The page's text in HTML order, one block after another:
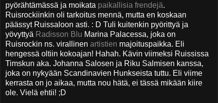
pyörähtämässä ja moikata paikallisia frendejä.
Ruisrockiinkin oli tarkoitus mennä, mutta en koskaan
päässyt Ruissaloon asti. : D Tuli kuitenkin pyörittyä ja
yövyttyä Radisson Blu Marina Palacessa, joka on
Ruisrockin ns. virallinen artistien majoituspaikka. Eli
hengessä oltiin kokoajan! Hahah. Kävin viimeksi Ruississa
Timskun aka. Johanna Salosen ja Riku Salmisen kanssa,
joka on nykyään Scandinavien Hunkseista tuttu. Eli viime
kerrasta on jo aikaa, mutta nou hätä, ei tässä mikään kiire
ole. Vielä ehtii! ;D